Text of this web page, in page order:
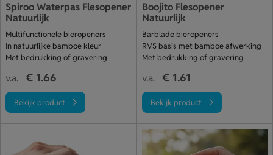
Spiroo Waterpas Flesopener
Natuurlijk
Multifunctionele bieropeners
In natuurlijke bamboe kleur
Met bedrukking of gravering
v.a. € 1.66
Bekijk product
Boojito Flesopener
Natuurlijk
Barblade bieropeners
RVS basis met bamboe afwerking
Met bedrukking of gravering
v.a. € 1.61
Bekijk product